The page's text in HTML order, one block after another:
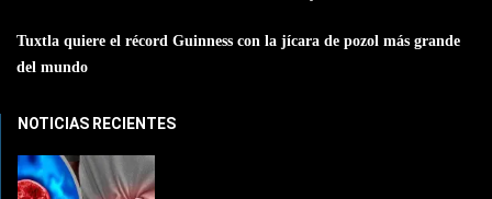
Tuxtla quiere el récord Guinness con la jícara de pozol más grande
del mundo
NOTICIAS RECIENTES